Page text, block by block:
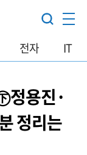
전자 IT
정용진·
정리는